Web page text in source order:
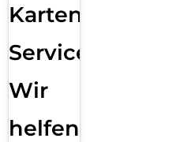
Karten
Service:
Wir
helfen